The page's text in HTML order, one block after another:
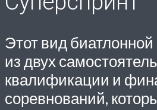
Этот вид биатлонной
из двух
квалификации и
соревнований,